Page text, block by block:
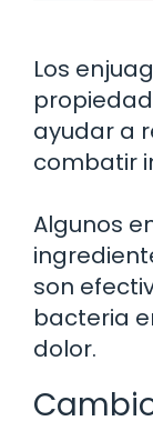
Los
ayudar a
combatir
Algunos
son
bacteria
dolor.